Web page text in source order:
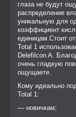
глаза не будут
распределение
уникальную для
коэффициент
единицам.Стоит
Total 1
Delefilcon A.
очень гладкую
ощущаете.
Кому идеально
Total 1:
— новичкам;